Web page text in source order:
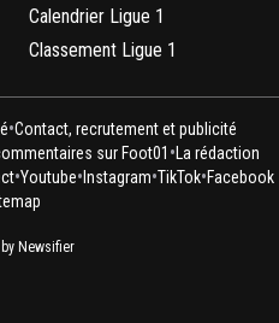
Calendrier Ligue 1
Classement Ligue 1
•Contact, recrutement et publicité
sur Foot01 • La rédaction
•Youtube• Instagram•TikTok•Facebook
Newsifier